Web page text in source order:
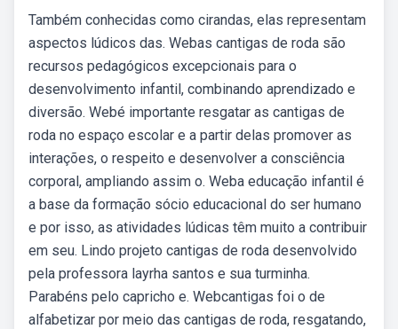
Também conhecidas como cirandas, elas representam
aspectos lúdicos das. Webas cantigas de roda são
recursos pedagógicos excepcionais para o
desenvolvimento infantil, combinando aprendizado e
diversão. Webé importante resgatar as cantigas de
roda no espaço escolar e a partir delas promover as
interações, o respeito e desenvolver a consciência
corporal, ampliando assim o. Weba educação infantil é
a base da formação sócio educacional do ser humano
e por isso, as atividades lúdicas têm muito a contribuir
em seu. Lindo projeto cantigas de roda desenvolvido
pela professora layrha santos e sua turminha.
Parabéns pelo capricho e. Webcantigas foi o de
alfabetizar por meio das cantigas de roda, resgatando,